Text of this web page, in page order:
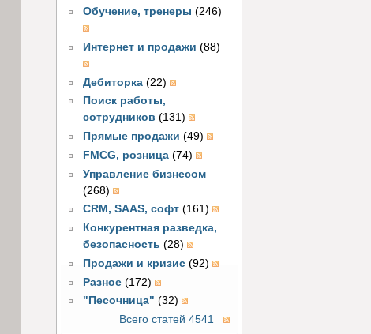
Обучение, тренеры (246)
Интернет и продажи (88)
Дебиторка (22)
Поиск работы,
сотрудников (131)
Прямые продажи (49)
FMCG, розница (74)
Управление бизнесом
(268)
CRM, SAAS, софт (161)
Конкурентная разведка,
безопасность (28)
Продажи и кризис (92)
Разное (172)
"Песочница" (32)
Всего статей 4541